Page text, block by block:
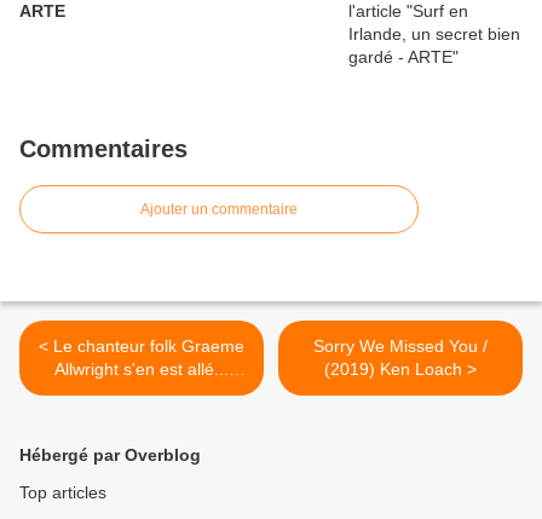
ARTE
Commentaires
Ajouter un commentaire
< Le chanteur folk Graeme
Allwright s'en est allé...
R.I.P
Sorry We Missed You /
(2019) Ken Loach >
Hébergé par Overblog
Top articles